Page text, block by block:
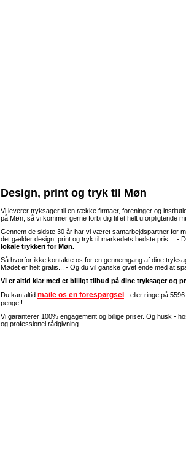
Design, print og tryk til Møn
Vi leverer tryksager til en række firmaer, foreninger og
på Møn, så vi kommer gerne forbi dig til et helt uforpligtende
Gennem de sidste 30 år har vi været samarbejdspartner for
det gælder design, print og tryk til markedets bedste pris… -
lokale trykkeri for Møn.
Så hvorfor ikke kontakte os for en gennemgang af dine
Mødet er helt gratis... - Og du vil ganske givet ende med at
Vi er altid klar med et billigt tilbud på dine tryksager og
Du kan altid maile os en forespørgsel - eller ringe på
penge !
Vi garanterer 100% engagement og billige priser. Og husk -
og professionel rådgivning.